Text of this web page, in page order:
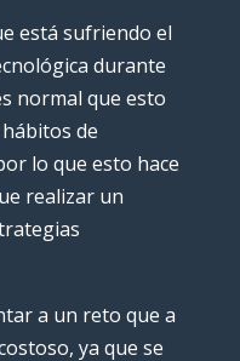
está sufriendo el
durante
normal que esto
de
lo que esto hace
realizar un
a un reto que a
ya que se